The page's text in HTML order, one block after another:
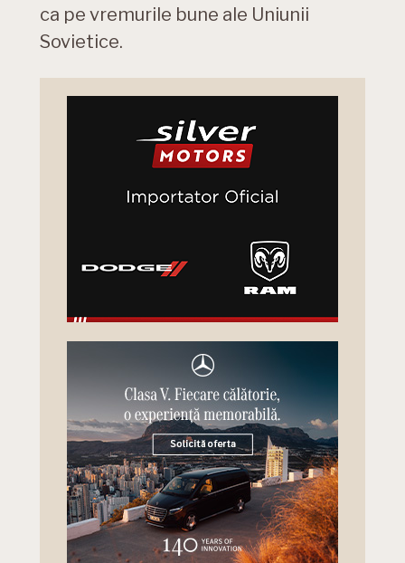
ca pe vremurile bune ale Uniunii
Sovietice.